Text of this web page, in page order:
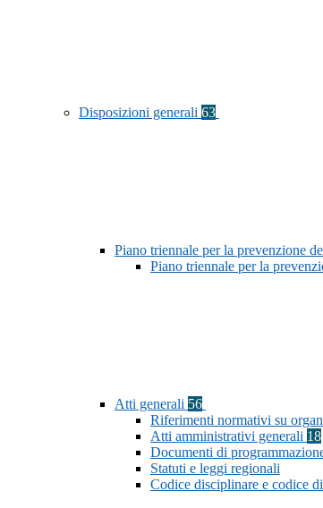
Disposizioni generali 63
Piano triennale per la prevenzione
Piano triennale per la
Atti generali 56
Riferimenti normativi su
Atti amministrativi generali 18
Documenti di
Statuti e leggi regionali
Codice disciplinare e codice